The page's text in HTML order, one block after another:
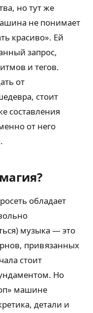
но тут же
не понимает
красиво». Ей
запрос,
и тегов.
от
стоит
составления
от него
обладает
музыка — это
привязанных
стоит
Но
машине
детали и